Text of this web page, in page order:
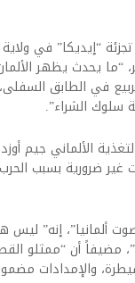
“إيديكا” في
“ما يحدث يظهر
في الطابق
سلوك الشراء”.
الألماني جيم
ضرورية بسبب الحرب
ألمانيا”، إنه” ليس
مضيفاً أن “ممثلو
والإمدادات